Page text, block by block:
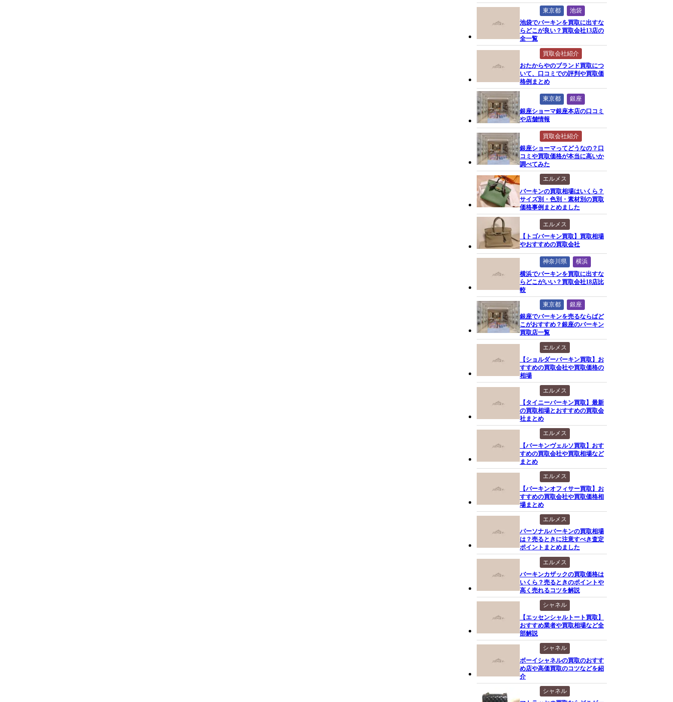
東京都
池袋
池袋でバーキンを買取に出すな
らどこが良い？買取会社13店の
全一覧
買取会社紹介
おたからやのブランド買取につ
いて、口コミでの評判や買取価
格例まとめ
東京都
銀座
銀座ショーマ銀座本店の口コミ
や店舗情報
買取会社紹介
銀座ショーマってどうなの？口
コミや買取価格が本当に高いか
調べてみた
エルメス
バーキンの買取相場はいくら？
サイズ別・色別・素材別の買取
価格事例まとめました
エルメス
【トゴバーキン買取】買取相場
やおすすめの買取会社
神奈川県
横浜
横浜でバーキンを買取に出すな
らどこがいい？買取会社18店比
較
東京都
銀座
銀座でバーキンを売るならばど
こがおすすめ？銀座のバーキン
買取店一覧
エルメス
【ショルダーバーキン買取】お
すすめの買取会社や買取価格の
相場
エルメス
【タイニーバーキン買取】最新
の買取相場とおすすめの買取会
社まとめ
エルメス
【バーキンヴェルソ買取】おす
すめの買取会社や買取相場など
まとめ
エルメス
【バーキンオフィサー買取】お
すすめの買取会社や買取価格相
場まとめ
エルメス
パーソナルバーキンの買取相場
は？売るときに注意すべき査定
ポイントまとめました
エルメス
バーキンカザックの買取価格は
いくら？売るときのポイントや
高く売れるコツを解説
シャネル
【エッセンシャルトート買取】
おすすめ業者や買取相場など全
部解説
シャネル
ボーイシャネルの買取のおすす
め店や高価買取のコツなどを紹
介
シャネル